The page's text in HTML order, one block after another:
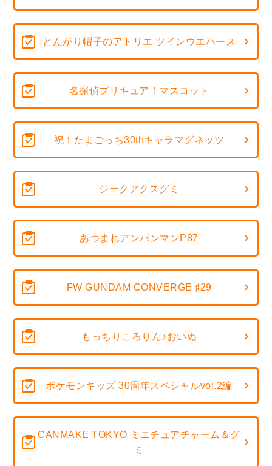
とんがり帽子のアトリエ ツインウエハース
名探偵プリキュア！マスコット
祝！たまごっち30thキャラマグネッツ
ジークアクスグミ
あつまれアンパンマンP87
FW GUNDAM CONVERGE ♯29
もっちりころりん♪おいぬ
ポケモンキッズ 30周年スペシャルvol.2編
CANMAKE TOKYO ミニチュアチャーム＆グ
ミ